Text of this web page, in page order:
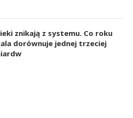
znikają z systemu. Co roku
dorównuje jednej trzeciej